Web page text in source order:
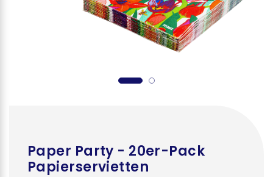
Paper Party - 20er-Pack
Papierservietten